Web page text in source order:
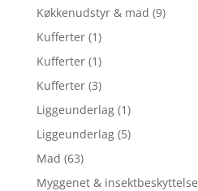
Køkkenudstyr & mad (9)
Kufferter (1)
Kufferter (1)
Kufferter (3)
Liggeunderlag (1)
Liggeunderlag (5)
Mad (63)
Myggenet & insektbeskyttelse